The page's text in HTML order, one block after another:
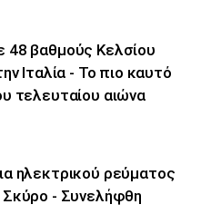
48 βαθμούς Κελσίου
Ιταλία - Το πιο καυτό
τελευταίου αιώνα
ηλεκτρικού ρεύματος
- Συνελήφθη